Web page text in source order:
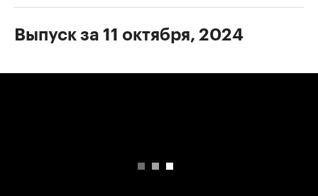
Выпуск за 11 октября, 2024